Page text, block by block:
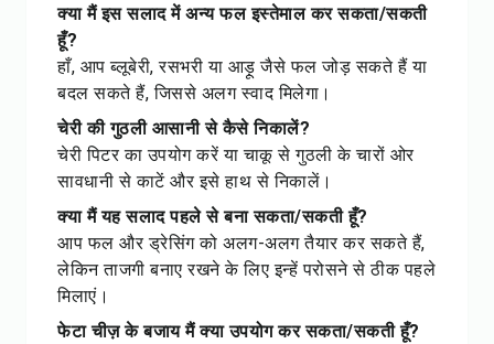
क्या मैं इस सलाद में अन्य फल इस्तेमाल कर सकता/सकती
हूँ?
हाँ, आप ब्लूबेरी, रसभरी या आड़ू जैसे फल जोड़ सकते हैं या
बदल सकते हैं, जिससे अलग स्वाद मिलेगा।
चेरी की गुठली आसानी से कैसे निकालें?
चेरी पिटर का उपयोग करें या चाकू से गुठली के चारों ओर
सावधानी से काटें और इसे हाथ से निकालें।
क्या मैं यह सलाद पहले से बना सकता/सकती हूँ?
आप फल और ड्रेसिंग को अलग-अलग तैयार कर सकते हैं,
लेकिन ताजगी बनाए रखने के लिए इन्हें परोसने से ठीक पहले
मिलाएं।
फेटा चीज़ के बजाय मैं क्या उपयोग कर सकता/सकती हूँ?